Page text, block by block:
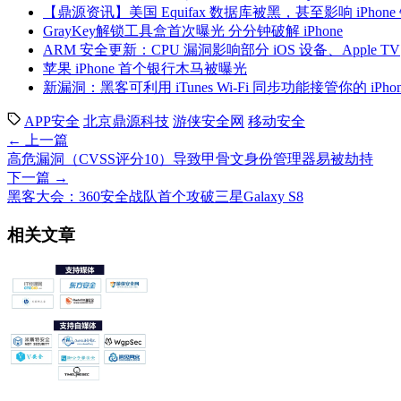
【鼎源资讯】美国 Equifax 数据库被黑，甚至影响 iPhone
GrayKey解锁工具盒首次曝光 分分钟破解 iPhone
ARM 安全更新：CPU 漏洞影响部分 iOS 设备、Apple TV
苹果 iPhone 首个银行木马被曝光
新漏洞：黑客可利用 iTunes Wi-Fi 同步功能接管你的
APP安全 北京鼎源科技 游侠安全网 移动安全
← 上一篇
高危漏洞（CVSS评分10）导致甲骨文身份管理器易被劫持
下一篇 →
黑客大会：360安全战队首个攻破三星Galaxy S8
相关文章